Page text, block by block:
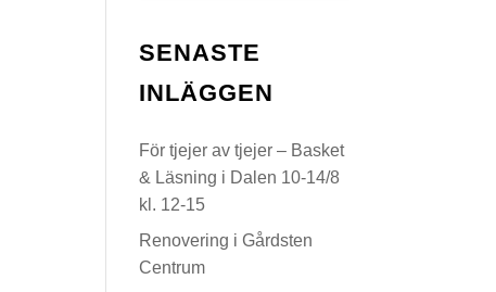
SENASTE
INLÄGGEN
För tjejer av tjejer – Basket
& Läsning i Dalen 10-14/8
kl. 12-15
Renovering i Gårdsten
Centrum